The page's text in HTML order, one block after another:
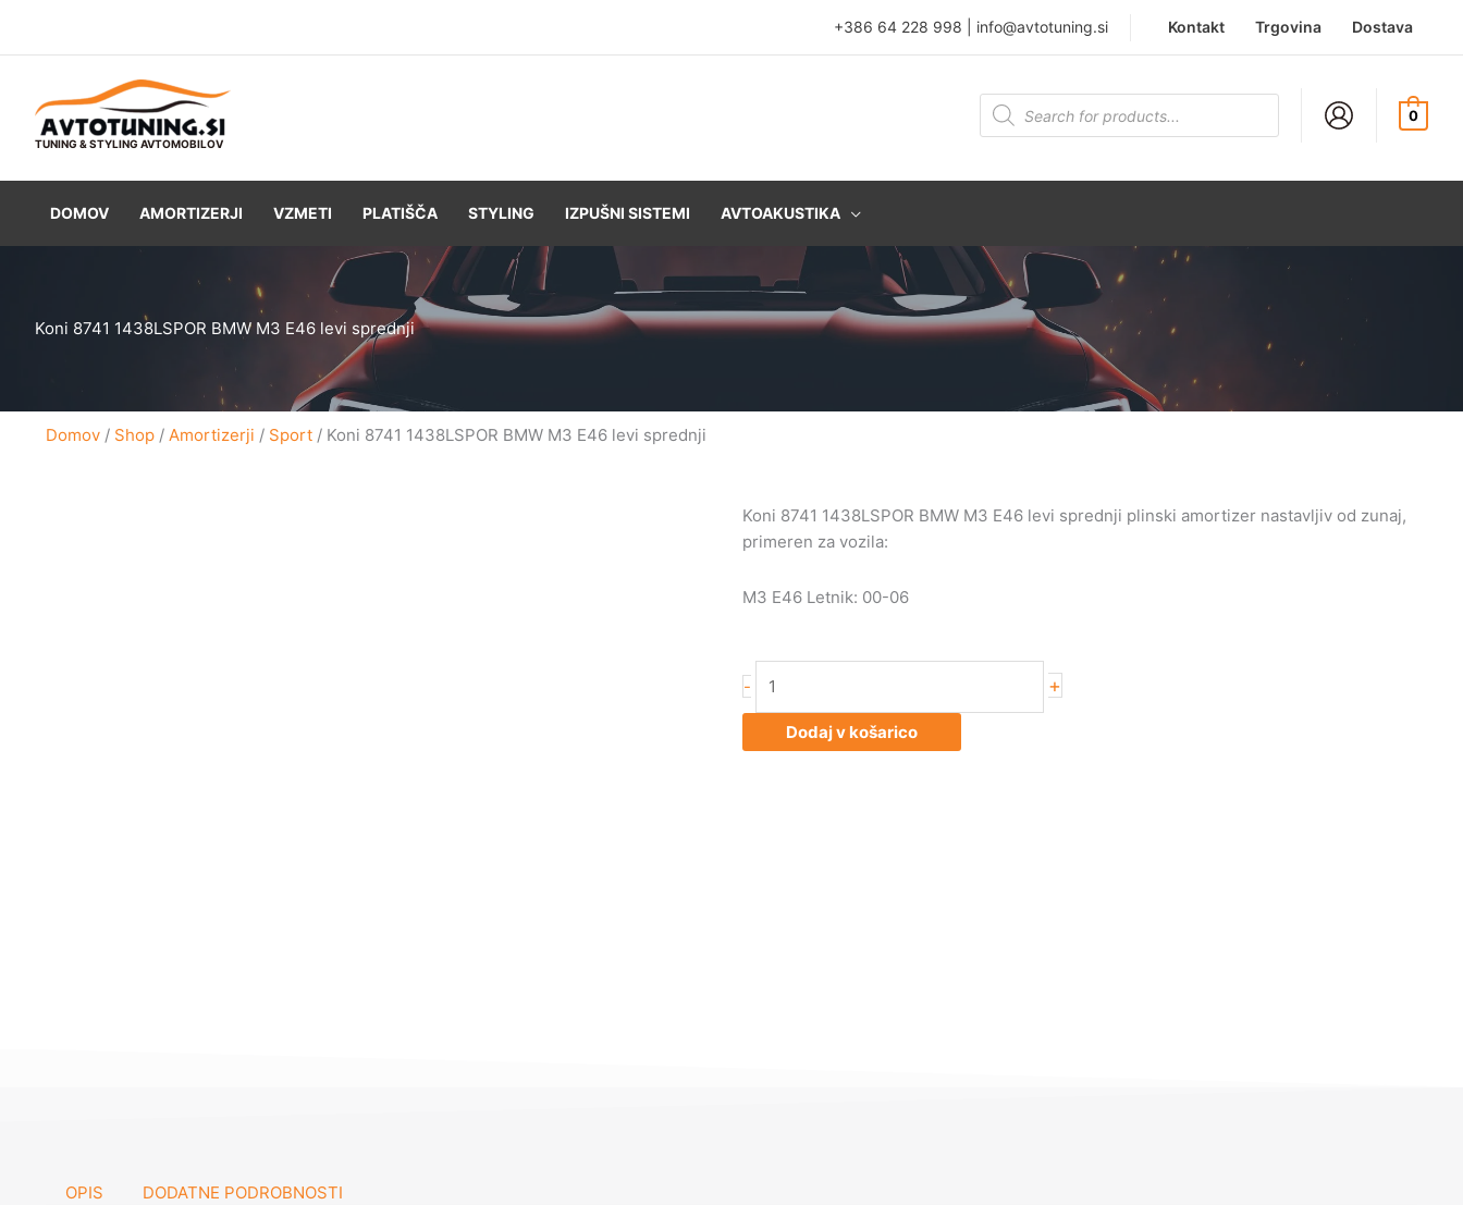
+386 64 228 998 info@avtotuning.si Kontakt Trgovina Dostava
TUNING & STYLING AVTOMOBILOV
Products
search 0
DOMOV AMORTIZERJI VZMETI PLATIŠČA STYLING IZPUŠNI SISTEMI AVTOAKUSTIKA
Koni 8741 1438LSPOR BMW M3 E46 levi sprednji
Domov / Shop / Amortizerji / Sport / Koni 8741 1438LSPOR BMW M3 E46 levi sprednji
Koni 8741 1438LSPOR BMW M3 E46 levi sprednji plinski amortizer nastavljiv od zunaj,
primeren za vozila:
M3 E46 Letnik: 00-06
-
8741
1438LSPOR
BMW
+
Dodaj v košarico
OPIS DODATNE PODROBNOSTI